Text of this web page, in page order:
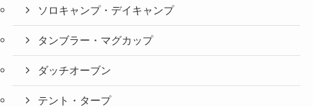
ソロキャンプ・デイキャンプ
タンブラー・マグカップ
ダッチオーブン
テント・タープ